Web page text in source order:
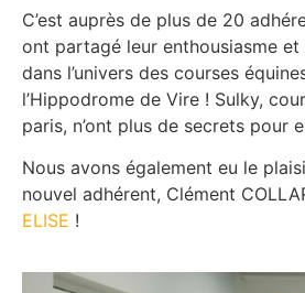
C’est auprès de plus de 20
ont partagé leur enthousiasme et
dans l’univers des courses
l’Hippodrome de Vire ! Sulky,
paris, n’ont plus de secrets pour
Nous avons également eu le
nouvel adhérent, Clément
ELISE !